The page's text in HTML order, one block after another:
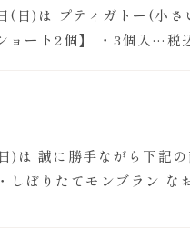
)は プティガトー(小さ
ョート2個】 ・3個入…税
は 誠に勝手ながら下記
しぼりたてモンブラン